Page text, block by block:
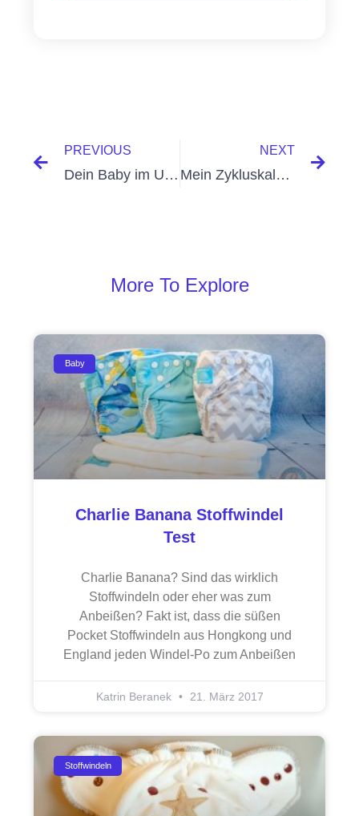
PREVIOUS
Dein Baby im Ultraschall
NEXT
Mein Zykluskalender
More To Explore
Baby
Charlie Banana Stoffwindel
Test
Charlie Banana? Sind das wirklich
Stoffwindeln oder eher was zum
Anbeißen? Fakt ist, dass die süßen
Pocket Stoffwindeln aus Hongkong und
England jeden Windel-Po zum Anbeißen
Katrin Beranek 21. März 2017
Stoffwindeln